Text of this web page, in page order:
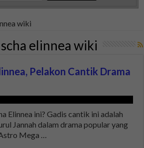
wiki
scha elinnea wiki
Pelakon Cantik Drama
Elinnea ini? Gadis cantik ini adalah
Jannah dalam drama popular yang
Mega …